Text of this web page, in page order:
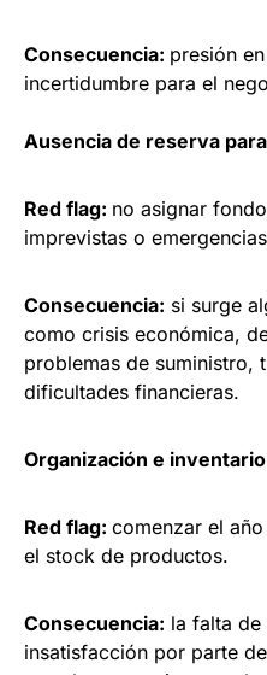
Consecuencia: presión
incertidumbre para el
Ausencia de reserva
Red flag: no asignar
imprevistas o
Consecuencia: si surge
como crisis económica,
problemas de suministro,
dificultades financieras.
Organización e
Red flag: comenzar el
el stock de productos.
Consecuencia: la falta
insatisfacción por parte